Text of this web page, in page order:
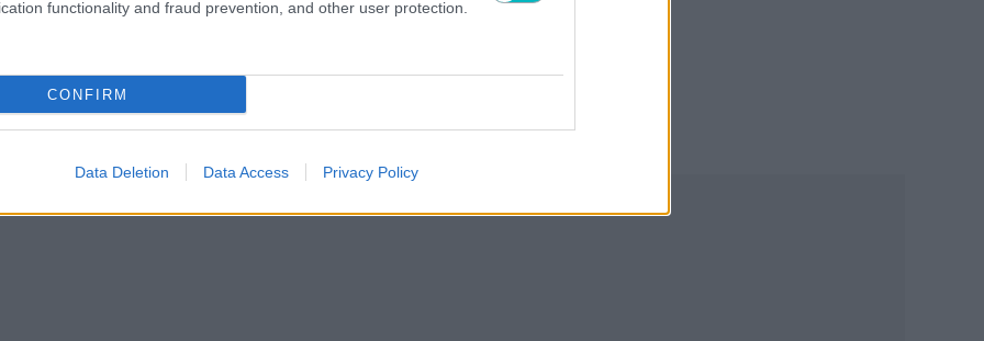
functionality and fraud prevention, and other user protection.
CONFIRM
Data Deletion Data Access Privacy Policy